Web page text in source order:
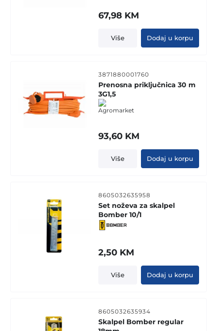
67,98 KM
Više Dodaj u korpu
3871880001760
Prenosna priključnica 30 m
3G1,5
93,60 KM
Više Dodaj u korpu
8605032635958
Set noževa za skalpel
Bomber 10/1
2,50 KM
Više Dodaj u korpu
8605032635934
Skalpel Bomber regular